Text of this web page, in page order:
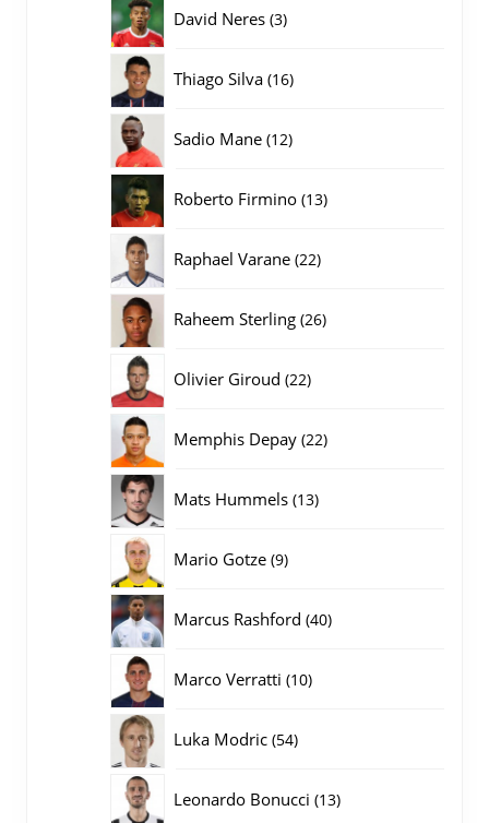
David Neres 33
Thiago Silva 1616
Sadio Mane 1212
Roberto Firmino 1313
Raphael Varane 2222
Raheem Sterling 2626
Olivier Giroud 2222
Memphis Depay 2222
Mats Hummels 1313
Mario Gotze 99
Marcus Rashford 4040
Marco Verratti 1010
Luka Modric 5454
Leonardo Bonucci 1313